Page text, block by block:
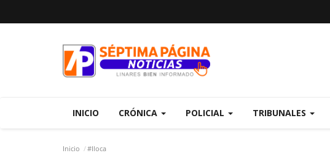
INICIO CRÓNICA POLICIAL TRIBUNALES
Inicio #Iloca